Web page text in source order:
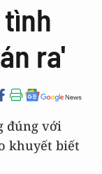
ra'
đúng với
khuyết biết